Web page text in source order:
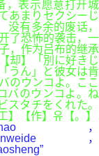
，表示愿意打开城
あまりセクシーじ
有多余的废话，
了恐怖的袭击，一
，作为吕布的继承
却】「別に好きじ
うん」と彼女は肯
のウンコよ。ここ
バのウンコよ。ね
スタチをくれた。
【作】유【。】
，
，